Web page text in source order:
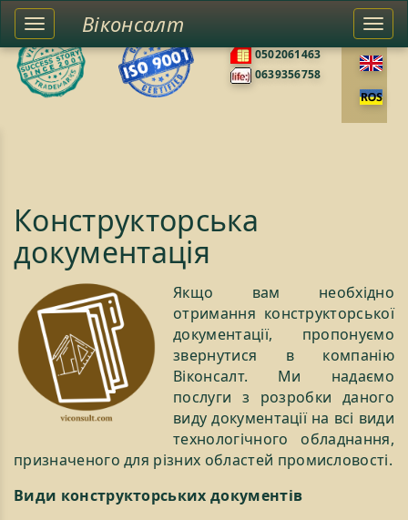
0502061463
0639356758
Toggle
left
sidebar
Віконсалт
Конструкторська
документація
Якщо вам необхідно
отримання конструкторської
документації, пропонуємо
звернутися в компанію
Віконсалт. Ми надаємо
послуги з розробки даного
виду документації на всі види
технологічного обладнання,
призначеного для різних областей промисловості.
Види конструкторських документів